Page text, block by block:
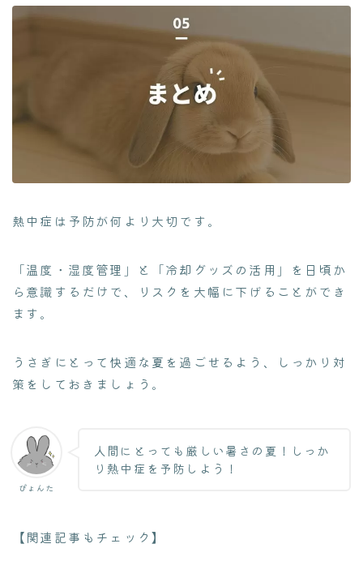
熱中症は予防が何より大切です。
「温度・湿度管理」と「冷却グッズの活用」を日頃か
ら意識するだけで、リスクを大幅に下げることができ
ます。
うさぎにとって快適な夏を過ごせるよう、しっかり対
策をしておきましょう。
ぴょんた
人間にとっても厳しい暑さの夏！しっか
り熱中症を予防しよう！
【関連記事もチェック】